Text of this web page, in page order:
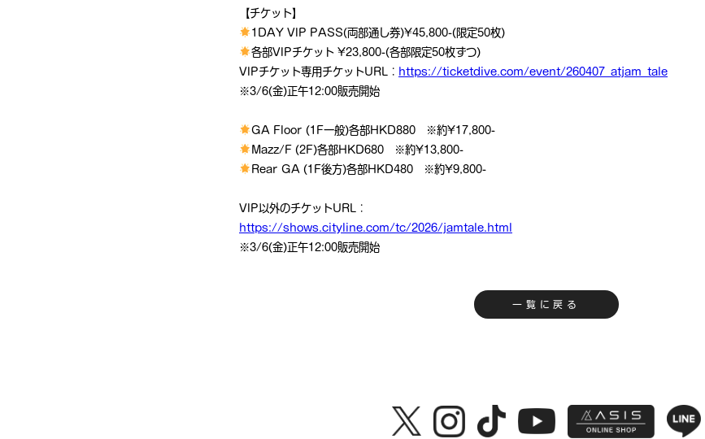
【チケット】
1DAY VIP PASS(両部通し券)¥45,800-(限定50枚)
各部VIPチケット ¥23,800-(各部限定50枚ずつ)
VIPチケット専用チケットURL： https://ticketdive.com/event/260407_atjam_tale
※3/6(金)正午12:00販売開始
GA Floor (1F一般)各部HKD880 ※約¥17,800-
Mazz/F (2F)各部HKD680 ※約¥13,800-
Rear GA (1F後方)各部HKD480 ※約¥9,800-
VIP以外のチケットURL：
https://shows.cityline.com/tc/2026/jamtale.html
※3/6(金)正午12:00販売開始
一覧に戻る